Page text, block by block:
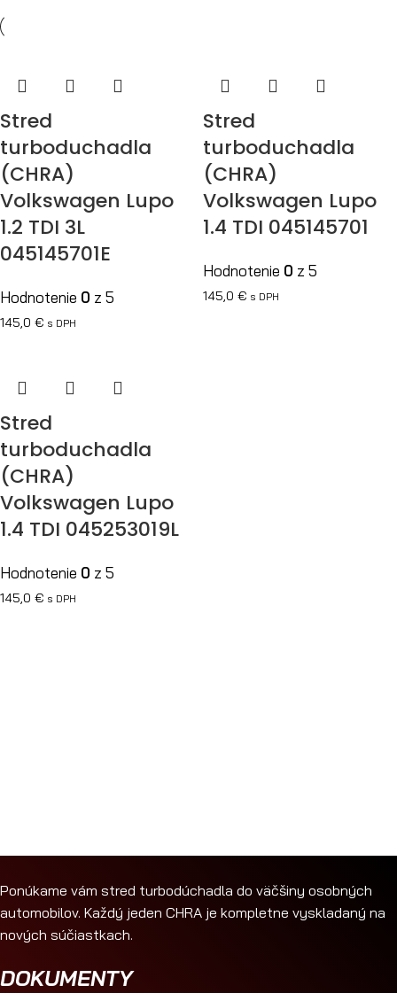
Stred
turboduchadla
(CHRA)
Volkswagen Lupo
1.2 TDI 3L
045145701E
Hodnotenie 0 z 5
145,0 € s DPH
Stred
turboduchadla
(CHRA)
Volkswagen Lupo
1.4 TDI 045145701
Hodnotenie 0 z 5
145,0 € s DPH
Stred
turboduchadla
(CHRA)
Volkswagen Lupo
1.4 TDI 045253019L
Hodnotenie 0 z 5
145,0 € s DPH
Ponúkame vám stred turbodúchadla do väčšiny osobných
automobilov. Každý jeden CHRA je kompletne vyskladaný na
nových súčiastkach.
DOKUMENTY